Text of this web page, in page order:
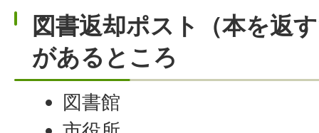
図書返却ポスト（本を返
があるところ
図書館